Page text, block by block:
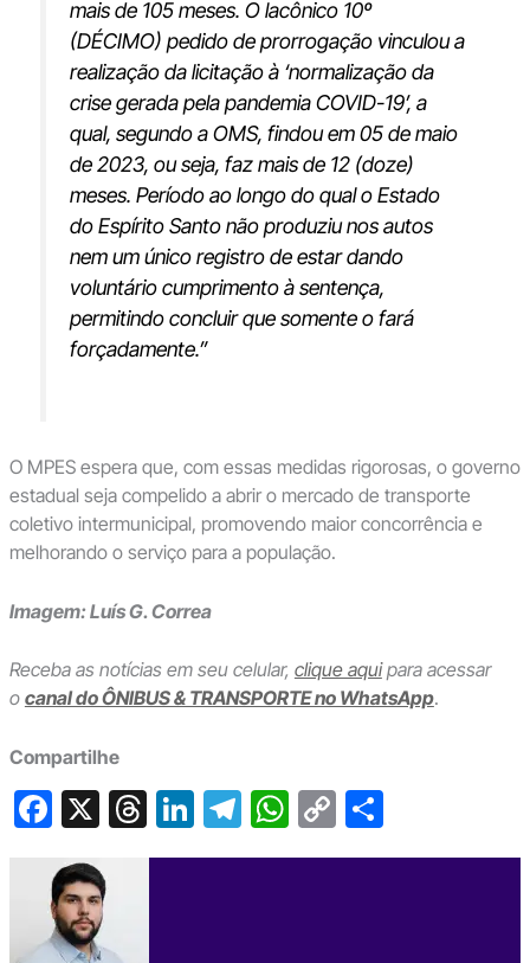
mais de 105 meses. O lacônico 10º
(DÉCIMO) pedido de prorrogação vinculou a
realização da licitação à ‘normalização da
crise gerada pela pandemia COVID-19’, a
qual, segundo a OMS, findou em 05 de maio
de 2023, ou seja, faz mais de 12 (doze)
meses. Período ao longo do qual o Estado
do Espírito Santo não produziu nos autos
nem um único registro de estar dando
voluntário cumprimento à sentença,
permitindo concluir que somente o fará
forçadamente.”
O MPES espera que, com essas medidas rigorosas, o governo
estadual seja compelido a abrir o mercado de transporte
coletivo intermunicipal, promovendo maior concorrência e
melhorando o serviço para a população.
Imagem: Luís G. Correa
Receba as notícias em seu celular, clique aquipara acessar
o canal do ÔNIBUS & TRANSPORTE no WhatsApp.
Compartilhe
F
c
e
X T
hr
Li
n
T
el
W
h
C
o
S
h